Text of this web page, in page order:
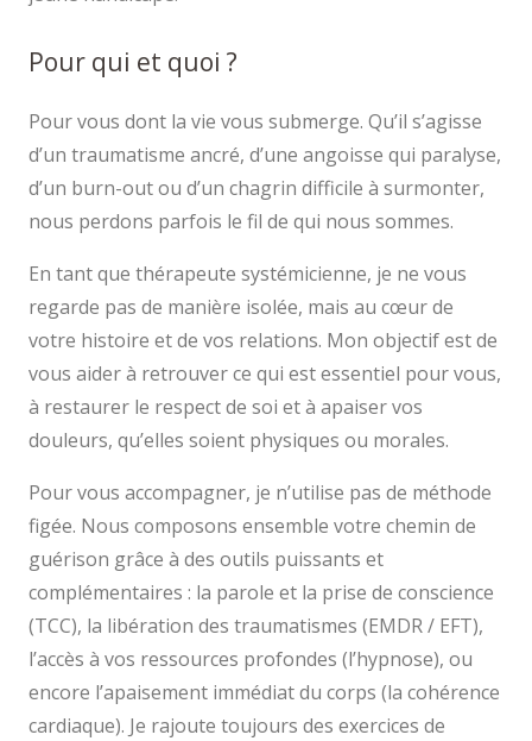
Pour qui et quoi ?
Pour vous dont la vie vous submerge. Qu’il s’agisse
d’un traumatisme ancré, d’une angoisse qui paralyse,
d’un burn-out ou d’un chagrin difficile à surmonter,
nous perdons parfois le fil de qui nous sommes.
En tant que thérapeute systémicienne, je ne vous
regarde pas de manière isolée, mais au cœur de
votre histoire et de vos relations. Mon objectif est de
vous aider à retrouver ce qui est essentiel pour vous,
à restaurer le respect de soi et à apaiser vos
douleurs, qu’elles soient physiques ou morales.
Pour vous accompagner, je n’utilise pas de méthode
figée. Nous composons ensemble votre chemin de
guérison grâce à des outils puissants et
complémentaires : la parole et la prise de conscience
(TCC), la libération des traumatismes (EMDR / EFT),
l’accès à vos ressources profondes (l’hypnose), ou
encore l’apaisement immédiat du corps (la cohérence
cardiaque). Je rajoute toujours des exercices de